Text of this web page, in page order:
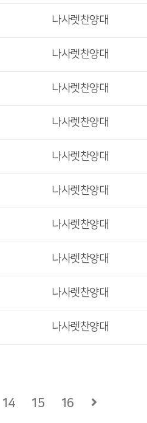
나사렛찬양대
나사렛찬양대
나사렛찬양대
나사렛찬양대
나사렛찬양대
나사렛찬양대
나사렛찬양대
나사렛찬양대
나사렛찬양대
나사렛찬양대
14 15 16